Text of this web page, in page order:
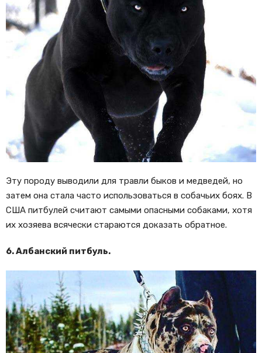
Эту породу выводили для травли быков и медведей, но
затем она стала часто использоваться в собачьих боях. В
США питбулей считают самыми опасными собаками, хотя
их хозяева всячески стараются доказать обратное.
6. Албанский питбуль.